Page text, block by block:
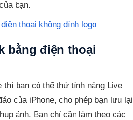
bạn.
bằng điện thoại
thì bạn có thể thử tính năng Live
của iPhone, cho phép bạn lưu lại
ảnh. Bạn chỉ cần làm theo các